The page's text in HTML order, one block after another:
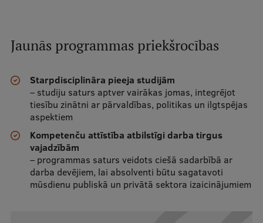
Dati par 2025. gadu
Mūžizglītība
Ētikas un līdztiesības mācības
Atvērtā universitāte
Jaunās programmas priekšrocības
Starpdisciplināra pieeja studijām
– studiju saturs aptver vairākas jomas, integrējot
tiesību zinātni ar pārvaldības, politikas un ilgtspējas
aspektiem
Kompetenču attīstība atbilstīgi darba tirgus
vajadzībām
– programmas saturs veidots ciešā sadarbībā ar
darba devējiem, lai absolventi būtu sagatavoti
mūsdienu publiskā un privātā sektora izaicinājumiem